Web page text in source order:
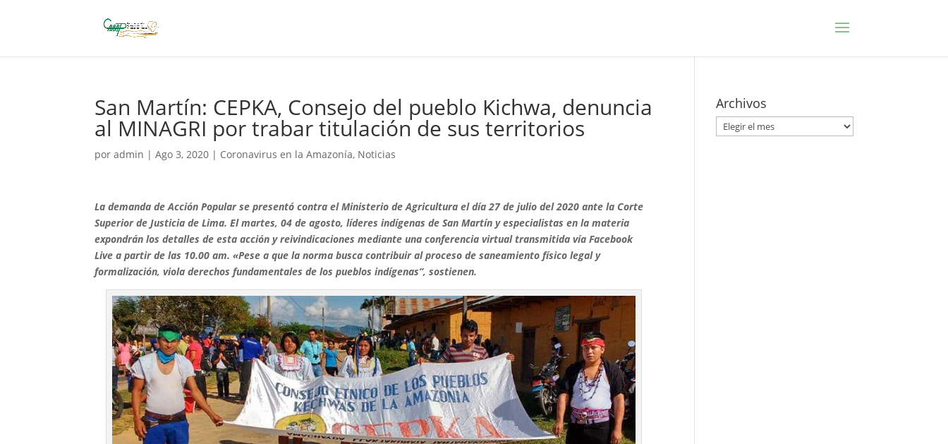
San Martín: CEPKA, Consejo del pueblo Kichwa, denuncia
al MINAGRI por trabar titulación de sus territorios
poradmin |Ago 3, 2020 | Coronavirus en la Amazonía, Noticias
La demanda de Acción Popular se presentó contra el Ministerio de Agricultura el día 27 de julio del 2020 ante la Corte
Superior de Justicia de Lima. El martes, 04 de agosto, líderes indígenas de San Martín y especialistas en la materia
expondrán los detalles de esta acción y reivindicaciones mediante una conferencia virtual transmitida vía Facebook
Live a partir de las 10.00 am. «Pese a que la norma busca contribuir al proceso de saneamiento físico legal y
formalización, viola derechos fundamentales de los pueblos indígenas”, sostienen.
Archivos
Archivos